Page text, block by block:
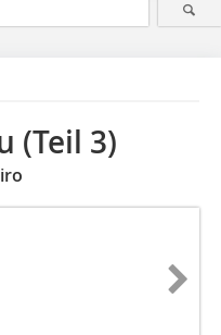
(Teil 3)